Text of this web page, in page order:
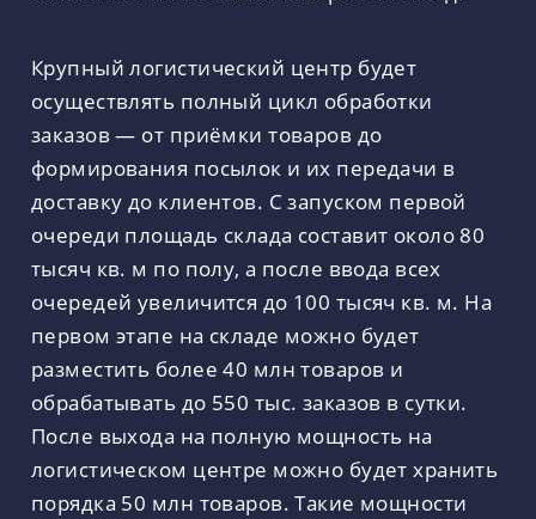
Крупный логистический центр будет
осуществлять полный цикл обработки
заказов — от приёмки товаров до
формирования посылок и их передачи в
доставку до клиентов. С запуском первой
очереди площадь склада составит около 80
тысяч кв. м по полу, а после ввода всех
очередей увеличится до 100 тысяч кв. м. На
первом этапе на складе можно будет
разместить более 40 млн товаров и
обрабатывать до 550 тыс. заказов в сутки.
После выхода на полную мощность на
логистическом центре можно будет хранить
порядка 50 млн товаров. Такие мощности